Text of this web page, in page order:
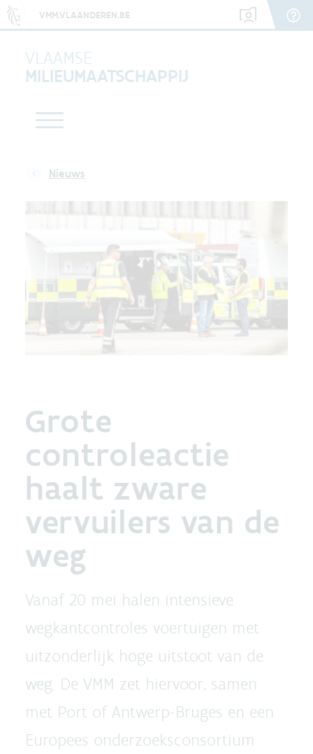
VMM.VLAANDEREN.BE
VLAAMSE
MILIEUMAATSCHAPPIJ
Nieuws
Grote
controleactie
haalt zware
vervuilers van de
weg
Vanaf 20 mei halen intensieve
wegkantcontroles voertuigen met
uitzonderlijk hoge uitstoot van de
weg. De VMM zet hiervoor, samen
met Port of Antwerp-Bruges en een
Europees onderzoeksconsortium